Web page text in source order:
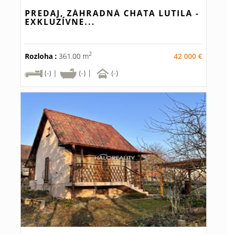
PREDAJ, ZÁHRADNÁ CHATA LUTILA -
EXKLUZÍVNE...
Rozloha : 361.00 m2
42 000 €
(-) |
(-) | (-)